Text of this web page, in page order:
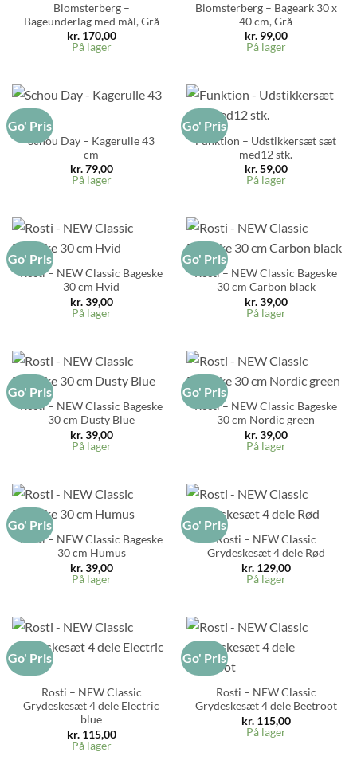
Blomsterberg –
Bageunderlag med mål, Grå
kr.170,00
På lager
Blomsterberg – Bageark 30 x
40 cm, Grå
kr.99,00
På lager
Go' Pris
Schou Day – Kagerulle 43
cm
kr.79,00
På lager
Go' Pris
Funktion – Udstikkersæt sæt
med12 stk.
kr.59,00
På lager
Go' Pris
Rosti – NEW Classic Bageske
30 cm Hvid
kr.39,00
På lager
Go' Pris
Rosti – NEW Classic Bageske
30 cm Carbon black
kr.39,00
På lager
Go' Pris
Rosti – NEW Classic Bageske
30 cm Dusty Blue
kr.39,00
På lager
Go' Pris
Rosti – NEW Classic Bageske
30 cm Nordic green
kr.39,00
På lager
Go' Pris
Rosti – NEW Classic Bageske
30 cm Humus
kr.39,00
På lager
Go' Pris
Rosti – NEW Classic
Grydeskesæt 4 dele Rød
kr.129,00
På lager
Go' Pris
Rosti – NEW Classic
Grydeskesæt 4 dele Electric
blue
kr.115,00
På lager
Go' Pris
Rosti – NEW Classic
Grydeskesæt 4 dele Beetroot
kr.115,00
På lager